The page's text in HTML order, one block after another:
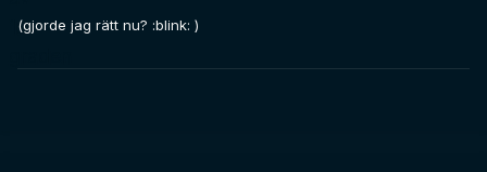
(gjorde jag rätt nu? :blink: )